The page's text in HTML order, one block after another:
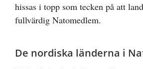
hissas i topp som tecken på att
fullvärdig Natomedlem.
De nordiska länderna i